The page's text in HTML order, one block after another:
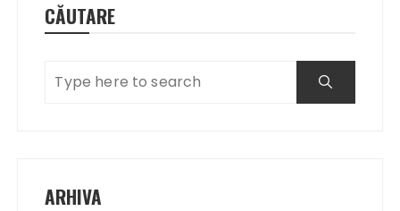
CĂUTARE
ARHIVA